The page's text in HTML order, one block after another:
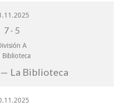
7- 5
A
Biblioteca
La Biblioteca